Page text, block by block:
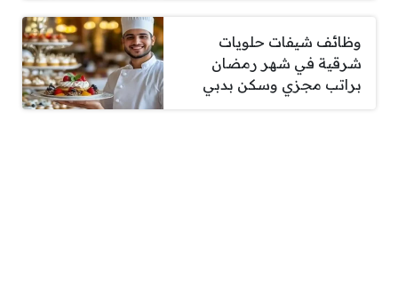
وظائف شيفات حلويات
شرقية في شهر رمضان
براتب مجزي وسكن بدبي